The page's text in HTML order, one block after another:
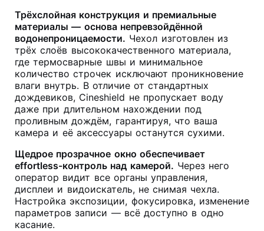
Трёхслойная конструкция и премиальные
материалы — основа непревзойдённой
водонепроницаемости. Чехол изготовлен из
трёх слоёв высококачественного материала,
где термосварные швы и минимальное
количество строчек исключают проникновение
влаги внутрь. В отличие от стандартных
дождевиков, Cineshield не пропускает воду
даже при длительном нахождении под
проливным дождём, гарантируя, что ваша
камера и её аксессуары останутся сухими.
Щедрое прозрачное окно обеспечивает
effortless-контроль над камерой. Через него
оператор видит все органы управления,
дисплеи и видоискатель, не снимая чехла.
Настройка экспозиции, фокусировка, изменение
параметров записи — всё доступно в одно
касание.